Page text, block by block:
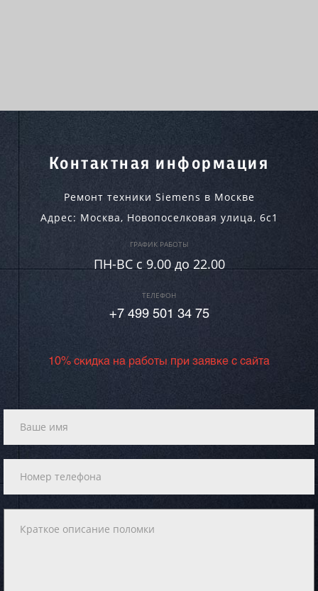
Контактная информация
Ремонт техники Siemens в Москве
Адрес: Москва, Новопоселковая улица, 6с1
ГРАФИК РАБОТЫ
ПН-ВC c 9.00 до 22.00
ТЕЛЕФОН
+7 499 501 34 75
10% скидка на работы при заявке с сайта